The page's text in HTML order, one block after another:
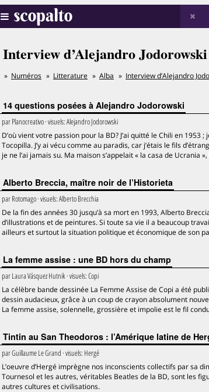
Interview d’Alejandro Jodorowski
Numéros Litterature Alba Interview d’Alejandro
14 questions posées à Alejandro Jodorowski
parPlanocreativo· visuels:Alejandro Jodorowski
D’où vient votre passion pour la BD? J’ai quitté le Chili en 1953
Tocopilla. J’y ai vécu comme au paradis, car j’étais le fils
je ne l’ai jamais su. Ma maison s’appelait « la casa de Ucrania
Alberto Breccia, maître noir de l’Historieta
parRotomago· visuels:Alberto Brecchia
De la fin des années 30 jusqu’à sa mort en 1993, Alberto
d’illustrations et de peintures. Si toute sa vie il a beaucoup
ailleurs et surtout la situation politique et économique de son
La femme assise : une BD hors du champ
parLaura Vásquez Hutnik· visuels:Copi
La célèbre bande dessinée La Femme Assise de Copi a été
dessin audacieux, grâce à un coup de crayon absolument
La femme assise, solennelle, grossière et impolie est le fil
Tintin au San Theodoros : l’Amérique latine de
parGuillaume Le Grand · visuels: Hergé
L’oeuvre d’Hergé imprègne nos inconscients collectifs par sa
Tournesol et les autres, véritables Beatles de la BD, sont les
autres cultures et civilisations.